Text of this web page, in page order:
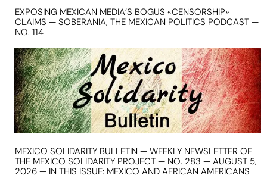
EXPOSING MEXICAN MEDIA’S BOGUS «CENSORSHIP»
CLAIMS — SOBERANIA, THE MEXICAN POLITICS PODCAST —
NO. 114
MEXICO SOLIDARITY BULLETIN — WEEKLY NEWSLETTER OF
THE MEXICO SOLIDARITY PROJECT — NO. 283 — AUGUST 5,
2026 — IN THIS ISSUE: MEXICO AND AFRICAN AMERICANS